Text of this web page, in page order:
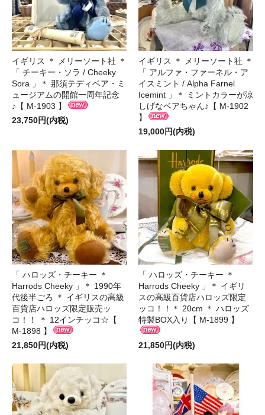
イギリス ＊ メリーソート社 ＊
「 チーキー・ソラ / Cheeky
Sora 」＊ 那須テディベア・ミ
ュージアムの開館一周年記念
♪【 M-1903 】
23,750円(内税)
イギリス ＊ メリーソート社 ＊
「 アルファ・ファーネル・ア
イスミント / Alpha Farnel
Icemint 」＊ ミントカラーが涼
しげなベアちゃん♪【 M-1902
】
19,000円(内税)
「 ハロッズ・チーキー ＊
Harrods Cheeky 」＊ 1990年
代後半ごろ ＊ イギリスの高級
百貨店ハロッズ限定販売ッ
コ！！ ＊ 12インチッコ☆【
M-1898 】
21,850円(内税)
「 ハロッズ・チーキー ＊
Harrods Cheeky 」＊ イギリ
スの高級百貨店ハロッズ限定
ッコ！！＊ 20cm ＊ ハロッズ
特製BOX入り【 M-1899 】
21,850円(内税)